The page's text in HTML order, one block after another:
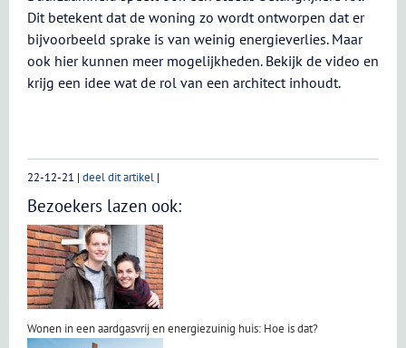
Dit betekent dat de woning zo wordt ontworpen dat er
bijvoorbeeld sprake is van weinig energieverlies. Maar
ook hier kunnen meer mogelijkheden. Bekijk de video en
krijg een idee wat de rol van een architect inhoudt.
22-12-21 | deel dit artikel |
Bezoekers lazen ook:
Wonen in een aardgasvrij en energiezuinig huis: Hoe is dat?